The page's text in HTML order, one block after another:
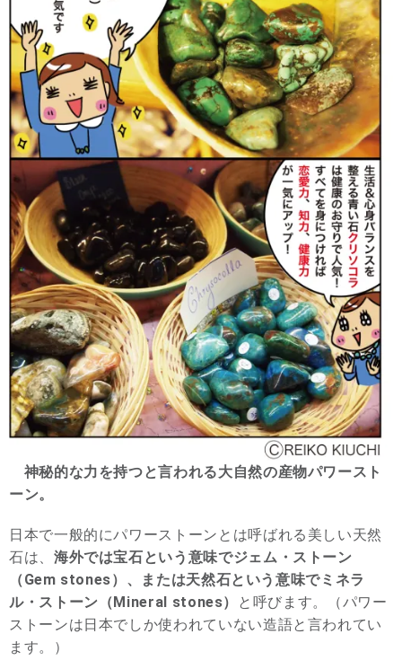
神秘的な力を持つと言われる大自然の産物パワースト
ーン。
日本で一般的にパワーストーンとは呼ばれる美しい天然
石は、 海外では宝石という意味でジェム・ストーン
（Gem stones）、または天然石という意味でミネラ
ル・ストーン（Mineral stones）
と呼びます。（パワー
ストーンは日本でしか使われていない造語と言われてい
ます。）